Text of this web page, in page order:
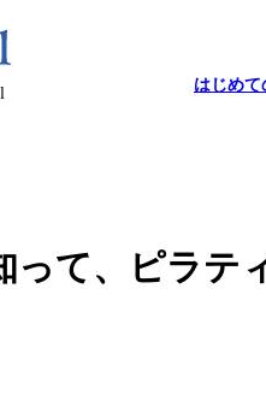
はじめて
って、ピラテ